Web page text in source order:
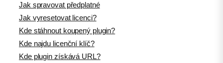
Jak spravovat předplatné
Jak vyresetovat licenci?
Kde stáhnout koupený plugin?
Kde najdu licenční klíč?
Kde plugin získává URL?